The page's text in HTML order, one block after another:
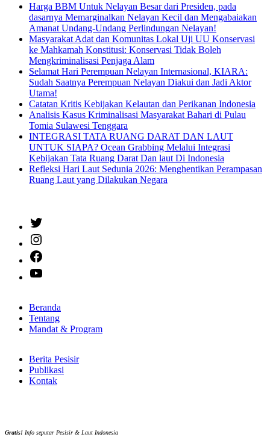
Harga BBM Untuk Nelayan Besar dari Presiden, pada
dasarnya Memarginalkan Nelayan Kecil dan Mengabaiakan
Amanat Undang-Undang Perlindungan Nelayan!
Masyarakat Adat dan Komunitas Lokal Uji UU Konservasi
ke Mahkamah Konstitusi: Konservasi Tidak Boleh
Mengkriminalisasi Penjaga Alam
Selamat Hari Perempuan Nelayan Internasional, KIARA:
Sudah Saatnya Perempuan Nelayan Diakui dan Jadi Aktor
Utama!
Catatan Kritis Kebijakan Kelautan dan Perikanan Indonesia
Analisis Kasus Kriminalisasi Masyarakat Bahari di Pulau
Tomia Sulawesi Tenggara
INTEGRASI TATA RUANG DARAT DAN LAUT
UNTUK SIAPA? Ocean Grabbing Melalui Integrasi
Kebijakan Tata Ruang Darat Dan laut Di Indonesia
Refleksi Hari Laut Sedunia 2026: Menghentikan Perampasan
Ruang Laut yang Dilakukan Negara
Beranda
Tentang
Mandat & Program
Berita Pesisir
Publikasi
Kontak
Gratis! Info seputar Pesisir & Laut Indonesia